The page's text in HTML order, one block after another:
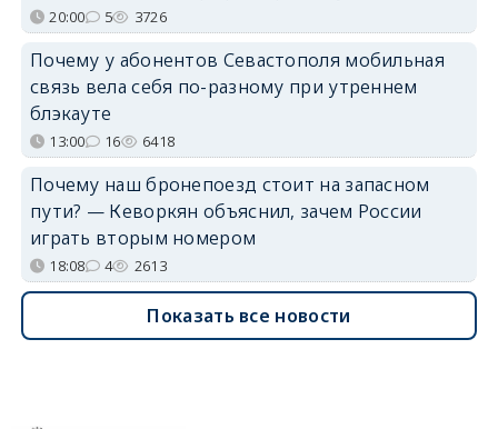
20:00 5 3726
Почему у абонентов Севастополя мобильная
связь вела себя по-разному при утреннем
блэкауте
13:00 16 6418
Почему наш бронепоезд стоит на запасном
пути? — Кеворкян объяснил, зачем России
играть вторым номером
18:08 4 2613
Показать все новости